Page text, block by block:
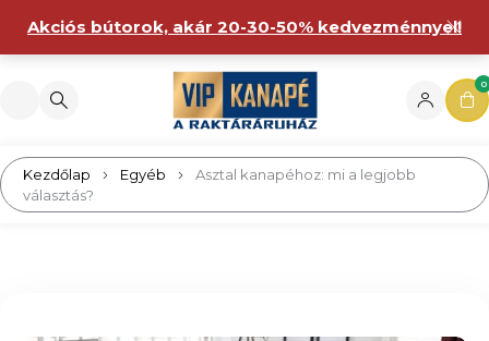
Akciós bútorok, akár 20-30-50% kedvezménnyel!
0
Kezdőlap Egyéb
Asztal kanapéhoz: mi a legjobb
választás?